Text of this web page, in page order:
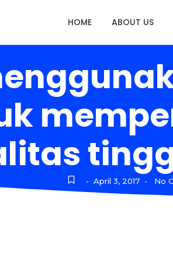
HOME ABOUT US
- April 3, 2017 - No